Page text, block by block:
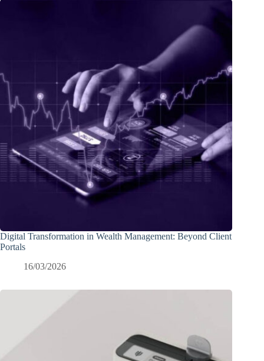
Digital Transformation in Wealth Management: Beyond Client
Portals
16/03/2026